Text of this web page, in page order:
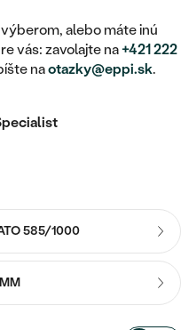
alebo máte inú
vás: zavolajte na+421 222
naotazky@eppi.sk.
585/1000